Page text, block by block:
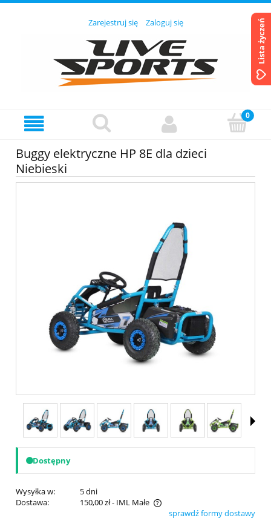
Zarejestruj się Zaloguj się
Buggy elektryczne HP 8E dla dzieci
Niebieski
Dostępny
Wysyłka w:
5 dni
Dostawa:
150,00 zł- IML Małe
Cena nie zawiera ewentualnych kosztów płatnościsprawdź formy dostawy
Lista życzeń